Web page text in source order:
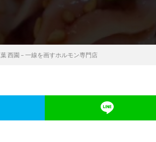
西園 – 一線を画すホルモン専門店